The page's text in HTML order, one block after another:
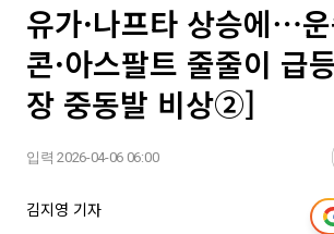
유가·나프타 상승에⋯운
콘·아스팔트 줄줄이 급
장 중동발 비상②]
입력 2026-04-06 06:00
김지영 기자